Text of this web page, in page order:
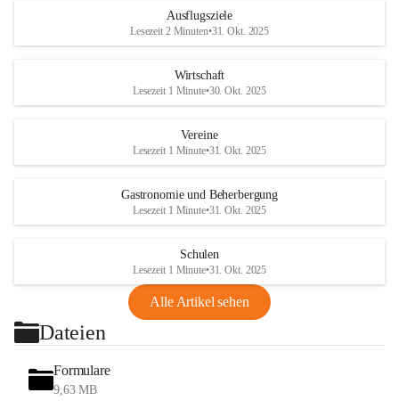
Ausflugsziele
Lesezeit 2 Minuten•31. Okt. 2025
Wirtschaft
Lesezeit 1 Minute•30. Okt. 2025
Vereine
Lesezeit 1 Minute•31. Okt. 2025
Gastronomie und Beherbergung
Lesezeit 1 Minute•31. Okt. 2025
Schulen
Lesezeit 1 Minute•31. Okt. 2025
Alle Artikel sehen
Dateien
Formulare
9,63 MB